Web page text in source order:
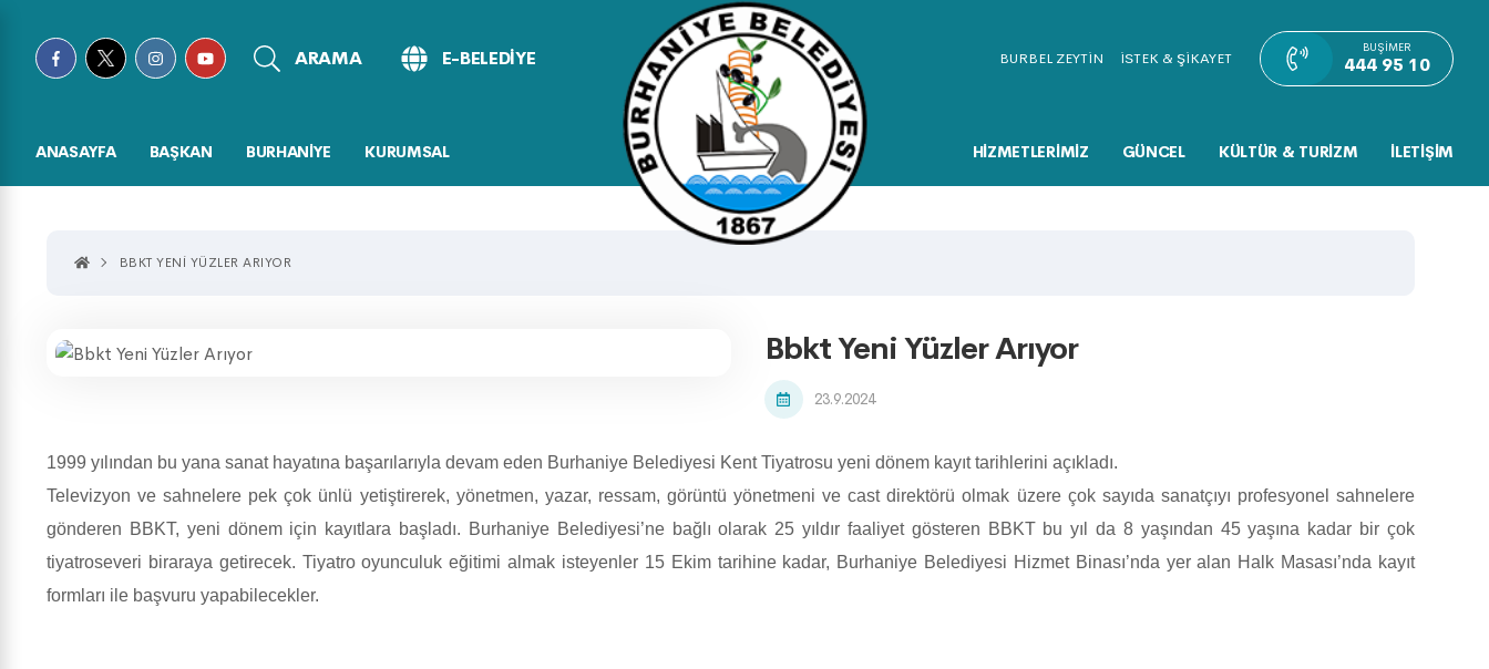
ARAMA E-BELEDİYE BURBEL ZEYTİN İSTEK & ŞİKAYET
BUŞIMER
444 95 10
ANASAYFA BAŞKAN BURHANİYE KURUMSAL HİZMETLERİMİZ GÜNCEL KÜLTÜR & TURİZM İLETİŞİM
BBKT YENI YÜZLER ARIYOR
Bbkt Yeni Yüzler Arıyor
23.9.2024
1999 yılından bu yana sanat hayatına başarılarıyla devam eden Burhaniye Belediyesi Kent Tiyatrosu yeni dönem kayıt tarihlerini açıkladı.
Televizyon ve sahnelere pek çok ünlü yetiştirerek, yönetmen, yazar, ressam, görüntü yönetmeni ve cast direktörü olmak üzere çok sayıda sanatçıyı profesyonel sahnelere
gönderen BBKT, yeni dönem için kayıtlara başladı. Burhaniye Belediyesi’ne bağlı olarak 25 yıldır faaliyet gösteren BBKT bu yıl da 8 yaşından 45 yaşına kadar bir çok
tiyatroseveri biraraya getirecek. Tiyatro oyunculuk eğitimi almak isteyenler 15 Ekim tarihine kadar, Burhaniye Belediyesi Hizmet Binası’nda yer alan Halk Masası’nda kayıt
formları ile başvuru yapabilecekler.